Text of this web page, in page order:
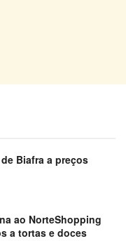
Biafra a preços
ao NorteShopping
a tortas e doces